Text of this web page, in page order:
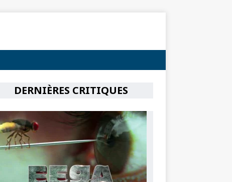
DERNIÈRES CRITIQUES